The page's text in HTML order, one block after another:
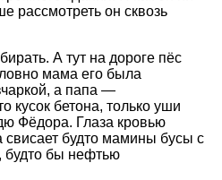
рассмотреть он сквозь
А тут на дороге пёс
мама его была
а папа —
кусок бетона, только уши
Фёдора. Глаза кровью
будто мамины бусы с
будто бы нефтью